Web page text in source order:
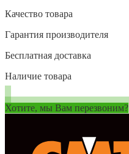
Качество товара
Гарантия производителя
Бесплатная доставка
Наличие товара
Хотите, мы Вам перезвоним?